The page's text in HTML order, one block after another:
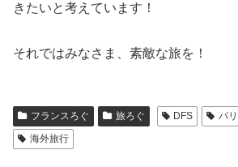
きたいと考えています！
それではみなさま、素敵な旅を！
フランスろぐ 旅ろぐ DFS パリ
海外旅行